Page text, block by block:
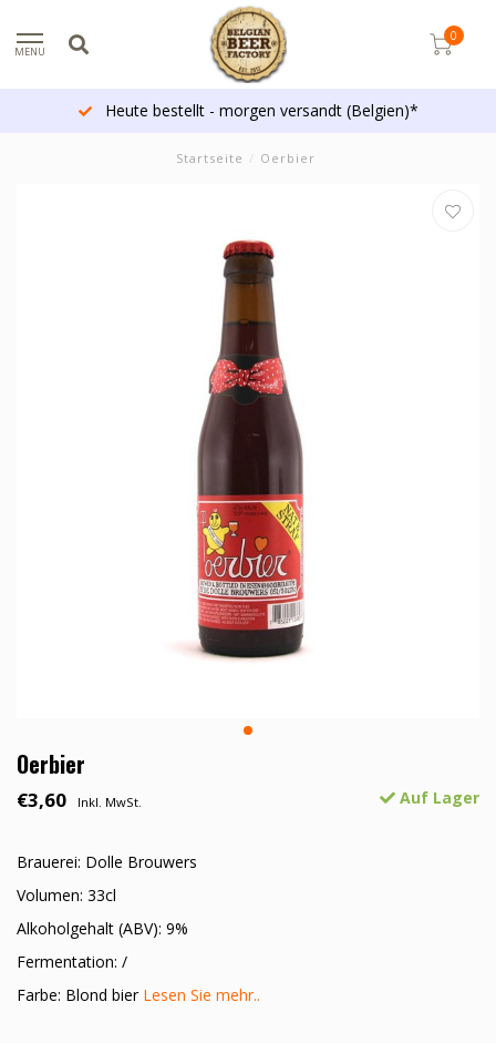
MENU
0
Heute bestellt - morgen versandt (Belgien)*
Startseite / Oerbier
Oerbier
€3,60 Inkl. MwSt. Auf Lager
Brauerei: Dolle Brouwers
Volumen: 33cl
Alkoholgehalt (ABV): 9%
Fermentation: /
Farbe: Blond bier Lesen Sie mehr..